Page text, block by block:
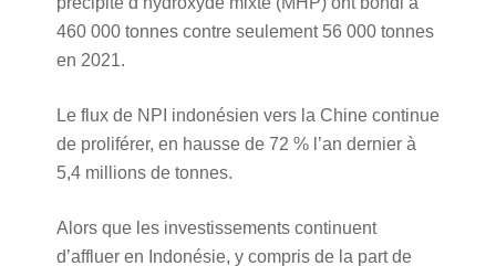
460 000 tonnes contre seulement 56 000 tonnes
en 2021.
Le flux de NPI indonésien vers la Chine continue
de proliférer, en hausse de 72 % l’an dernier à
5,4 millions de tonnes.
Alors que les investissements continuent
d’affluer en Indonésie, y compris de la part de